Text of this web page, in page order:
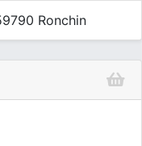
Ronchin